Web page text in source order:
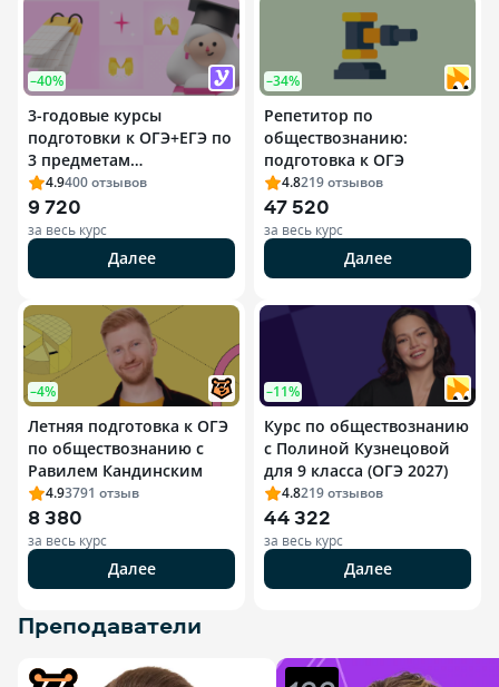
–40%
3-годовые курсы
подготовки к ОГЭ+ЕГЭ по
3 предметам
(Оптимальный)
4.9400отзывов
9 720
за весь курс
Далее
–34%
Репетитор по
обществознанию:
подготовка к ОГЭ
4.8219отзывов
47 520
за весь курс
Далее
–4%
Летняя подготовка к ОГЭ
по обществознанию с
Равилем Кандинским
4.93791 отзыв
8 380
за весь курс
Далее
–11%
Курс по обществознанию
с Полиной Кузнецовой
для 9 класса (ОГЭ 2027)
4.8219отзывов
44 322
за весь курс
Далее
Преподаватели